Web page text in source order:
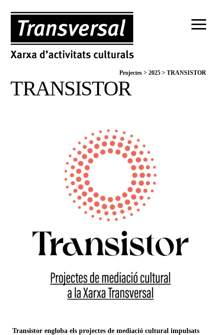
Projectes > 2025 > TRANSISTOR
TRANSISTOR
Transistor engloba els projectes de mediació cultural impulsats